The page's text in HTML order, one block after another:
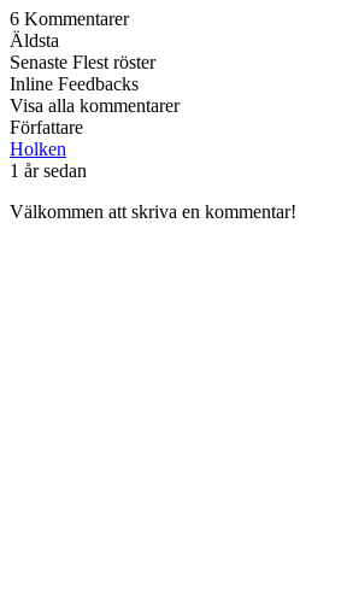
6 Kommentarer
Äldsta
Senaste Flest röster
Inline Feedbacks
Visa alla kommentarer
Författare
Holken
1 år sedan
Välkommen att skriva en kommentar!